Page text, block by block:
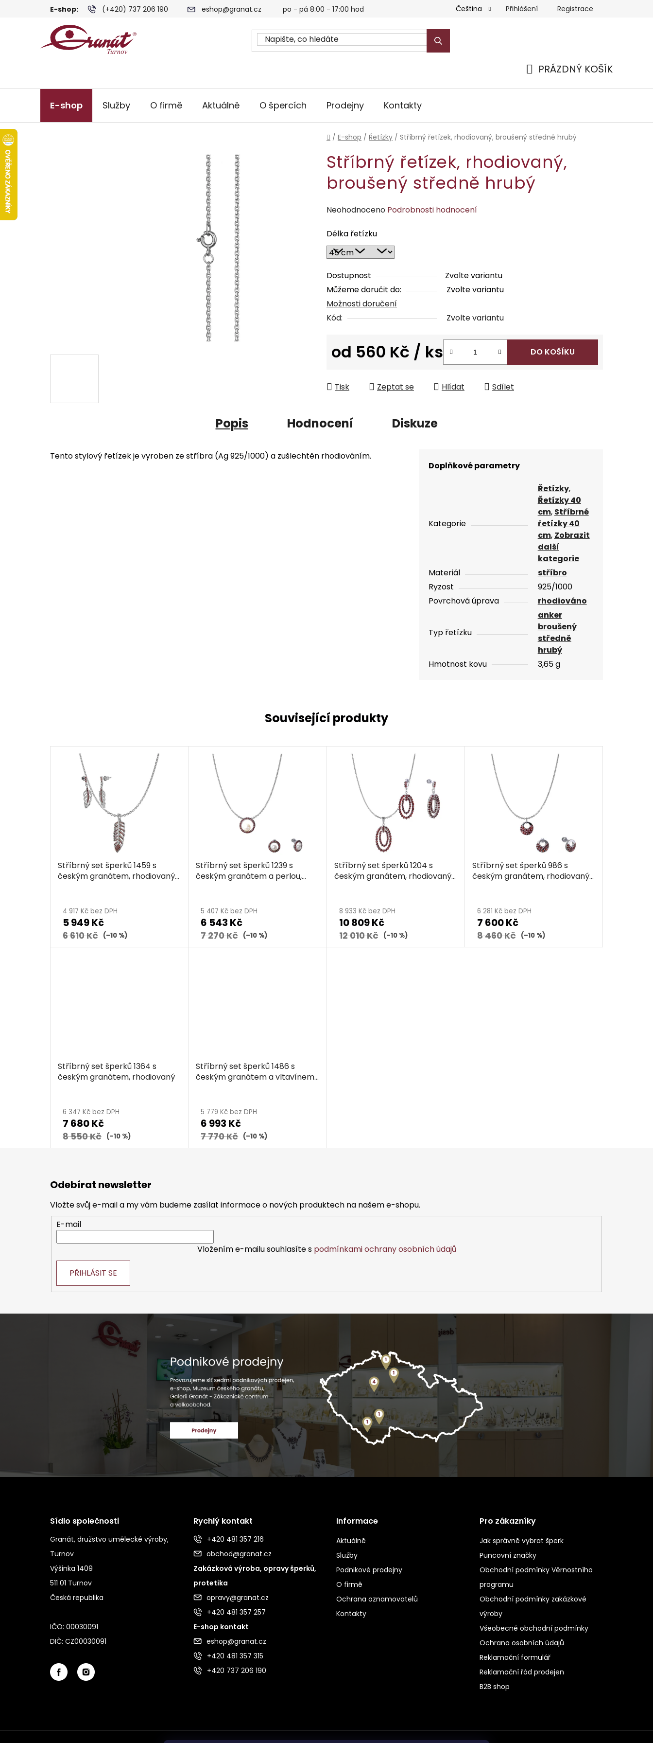
E-shop: (+420) 737 206 190 eshop@granat.cz po - pá 8:00 - 17:00 hod Čeština Přihlášení Registrace
PRÁZDNÝ KOŠÍK
E-shop Služby O firmě Aktuálně O špercích Prodejny Kontakty
Domů
/ E-shop / Řetízky / Stříbrný řetízek, rhodiovaný, broušený středně hrubý
Stříbrný řetízek, rhodiovaný,
broušený středně hrubý
Průměrné
produktu
je
0,0
z
5
hvězdiček.
Neohodnoceno Podrobnosti hodnocení
Délka řetízku
Dostupnost
Zvolte variantu
Můžeme doručit do:
Zvolte variantu
Možnosti doručení
Kód:
Zvolte variantu
od 560 Kč / ks DO KOŠÍKU
Tisk Zeptat se Hlídat Sdílet
Popis Hodnocení Diskuze
Tento stylový řetízek je vyroben ze stříbra (Ag 925/1000) a zušlechtěn rhodiováním.
Doplňkové parametry
Kategorie
Řetízky,
Řetízky 40
cm, Stříbrné
řetízky 40
cm, Zobrazit
další
kategorie
Materiál
stříbro
Ryzost
925/1000
Povrchová úprava
rhodiováno
Typ řetízku
anker
broušený
středně
hrubý
Hmotnost kovu
3,65 g
Související produkty
Stříbrný set šperků 1459 s
českým granátem, rhodiovaný
4 917 Kč bez DPH
5 949 Kč
6 610 Kč (–10 %)
Stříbrný set šperků 1239 s
českým granátem a perlou,
5 407 Kč bez DPH
6 543 Kč
7 270 Kč (–10 %)
Stříbrný set šperků 1204 s
českým granátem, rhodiovaný
8 933 Kč bez DPH
10 809 Kč
12 010 Kč (–10 %)
Stříbrný set šperků 986 s
českým granátem, rhodiovaný
6 281 Kč bez DPH
7 600 Kč
8 460 Kč (–10 %)
Stříbrný set šperků 1364 s
českým granátem, rhodiovaný
6 347 Kč bez DPH
7 680 Kč
8 550 Kč (–10 %)
Stříbrný set šperků 1486 s
českým granátem a vltavínem,
5 779 Kč bez DPH
6 993 Kč
7 770 Kč (–10 %)
Odebírat newsletter
Vložte svůj e-mail a my vám budeme zasílat informace o nových produktech na našem e-shopu.
E-mail
Vložením e-mailu souhlasíte s podmínkami ochrany osobních údajů
PŘIHLÁSIT SE
Sídlo společnosti
Granát, družstvo umělecké výroby,
Turnov
Výšinka 1409
511 01 Turnov
Česká republika
IČO: 00030091
DIČ: CZ00030091
Rychlý kontakt
+420 481 357 216
obchod@granat.cz
Zakázková výroba, opravy šperků,
protetika
opravy@granat.cz
+420 481 357 257
E-shop kontakt
eshop@granat.cz
+420 481 357 315
+420 737 206 190
Informace
Aktuálně
Služby
Podnikové prodejny
O firmě
Ochrana oznamovatelů
Kontakty
Pro zákazníky
Jak správně vybrat šperk
Puncovní značky
Obchodní podmínky Věrnostního
programu
Obchodní podmínky zakázkové
výroby
Všeobecné obchodní podmínky
Ochrana osobních údajů
Reklamační formulář
Reklamační řád prodejen
B2B shop